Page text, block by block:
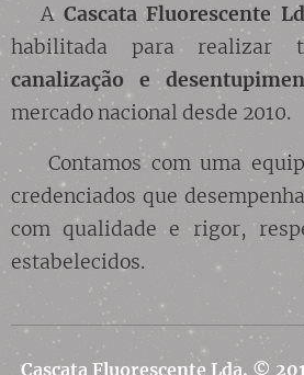
A Cascata Fluorescente
habilitada para
canalização
e
mercado nacional desde 2010.
Contamos com uma
credenciados que
com qualidade e rigor,
estabelecidos.
Cascata Fluorescente Lda. ©